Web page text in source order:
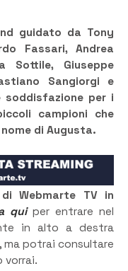
guidato da Tony
Fassari, Andrea
Sottile, Giuseppe
Sangiorgi e
soddisfazione per i
campioni che
di Augusta.
Webmarte TV in
quiper entrare nel
in alto a destra
ma potrai consultare
vorrai.